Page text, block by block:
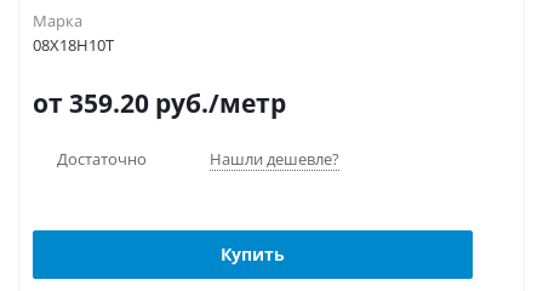
Марка
08Х18Н10Т
от 359.20 руб./метр
Достаточно Нашли дешевле?
Купить